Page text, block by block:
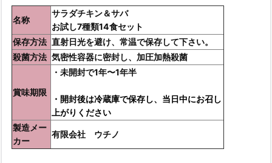
名称
サラダチキン＆サバ
お試し7種類14食セット
保存方法 直射日光を避け、常温で保存して下さい。
殺菌方法 気密性容器に密封し、加圧加熱殺菌
賞味期限
・未開封で1年〜1年半
・開封後は冷蔵庫で保存し、当日中にお召し
上がりください
製造メー
カー
有限会社 ウチノ